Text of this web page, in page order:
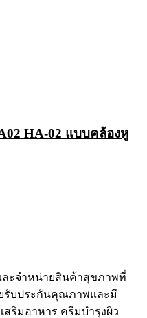
HA-02 แบบคล้องหู
ละจำหน่ายสินค้าสุขภาพที่
รับประกันคุณภาพและมี
ริมอาหาร ครีมบำรุงผิว